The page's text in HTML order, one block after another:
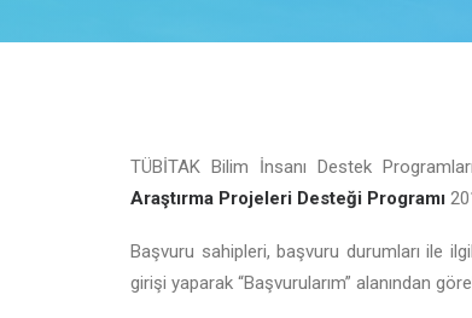
TÜBİTAK Bilim İnsanı Destek
Araştırma Projeleri Desteği Programı
Başvuru sahipleri, başvuru durumları ile
girişi yaparak “Başvurularım” alanından